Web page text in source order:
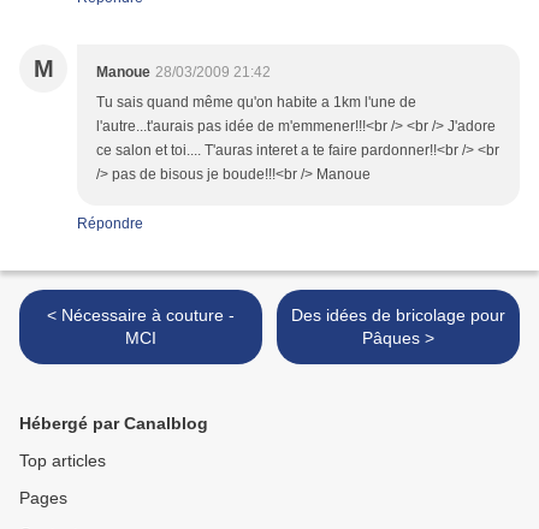
M Manoue 28/03/2009 21:42
Tu sais quand même qu'on habite a 1km l'une de
l'autre...t'aurais pas idée de m'emmener!!!<br /> <br /> J'adore
ce salon et toi.... T'auras interet a te faire pardonner!!<br /> <br
/> pas de bisous je boude!!!<br /> Manoue
Répondre
< Nécessaire à couture -
MCI
Des idées de bricolage pour
Pâques >
Hébergé par Canalblog
Top articles
Pages